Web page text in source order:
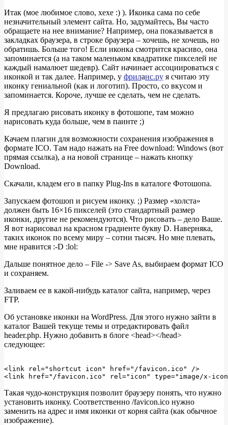
Итак (мое любимое слово, хехе :) ). Иконка сама по себе
незначительный элемент сайта. Но, задумайтесь, Вы часто
обращаете на нее внимание? Например, она показывается в
закладках браузера, в строке браузера – хочешь, не хочешь, но
обратишь. Больше того! Если иконка смотрится красиво, она
запоминается (а на таком маленьком квадратике пикселей не
каждый намалюет шедевр). Сайт начинает ассоциироваться с
иконкой и так далее. Например, у фриланс.ру я считаю эту
иконку гениальной (как и логотип). Просто, со вкусом и
запоминается. Короче, лучше ее сделать, чем не сделать.
Я предлагаю рисовать иконку в фотошопе, там можно
нарисовать куда больше, чем в паинте ;)
Качаем плагин для возможности сохранения изображения в
формате ICO. Там надо нажать на Free download: Windows (вот
прямая ссылка), а на новой странице – нажать кнопку
Download.
Скачали, кладем его в папку Plug-Ins в каталоге Фотошопа.
Запускаем фотошоп и рисуем иконку. ;) Размер «холста»
должен быть 16×16 пикселей (это стандартный размер
иконки, другие не рекомендуются). Что рисовать – дело Ваше.
Я вот нарисовал на красном градиенте букву D. Наверняка,
таких иконок по всему миру – сотни тысяч. Но мне плевать,
мне нравится :-D :lol:
Дальше понятное дело – File -> Save As, выбираем формат ICO
и сохраняем.
Заливаем ее в какой-нибудь каталог сайта, например, через
FTP.
Об установке иконки на WordPress. Для этого нужно зайти в
каталог Вашей текуще темы и отредактировать файл
header.php. Нужно добавить в блоге <head></head>
следующее:
<link rel="shortcut icon" href="/favicon.ico" />
Такая чудо-конструкция позволит браузеру понять, что нужно
установить иконку. Соответственно /favicon.ico нужно
заменить на адрес и имя иконки от корня сайта (как обычное
изображение).